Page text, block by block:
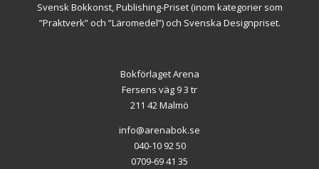
Svensk Bokkonst, Publishing-Priset (inom kategorier som
”Praktverk” och ”Läromedel”) och Svenska Designpriset.
Bokförlaget Arena
Fersens väg 9 3 tr
211 42 Malmö
info@arenabok.se
040-10 92 50
0709-69 41 35